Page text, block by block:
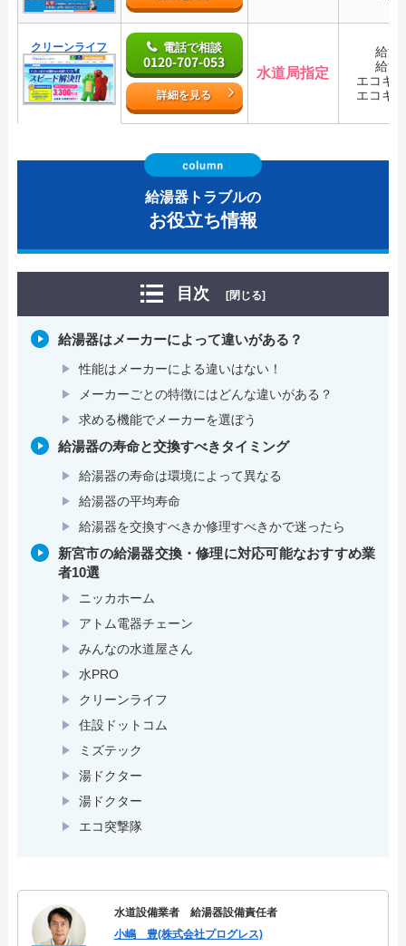
クリーンライフ 電話で相談
0120-707-053
詳細を見る
水道局指定
給湯
給湯
エコキ
エコキ
給湯器トラブルの
お役立ち情報
目次 [閉じる]
給湯器はメーカーによって違いがある？
性能はメーカーによる違いはない！
メーカーごとの特徴にはどんな違いがある？
求める機能でメーカーを選ぼう
給湯器の寿命と交換すべきタイミング
給湯器の寿命は環境によって異なる
給湯器の平均寿命
給湯器を交換すべきか修理すべきかで迷ったら
新宮市の給湯器交換・修理に対応可能なおすすめ業
者10選
ニッカホーム
アトム電器チェーン
みんなの水道屋さん
水PRO
クリーンライフ
住設ドットコム
ミズテック
湯ドクター
湯ドクター
エコ突撃隊
水道設備業者 給湯器設備責任者
小嶋 豊(株式会社プログレス)